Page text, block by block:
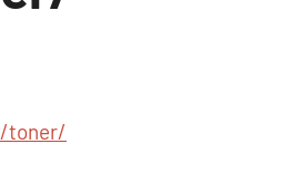
toner/